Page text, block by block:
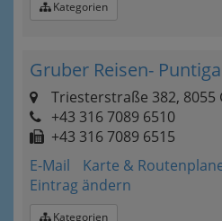
Kategorien
Gruber Reisen-
Triesterstraße 382, 8055
+43 316 7089 6510
+43 316 7089 6515
E-Mail
Karte &
Eintrag ändern
Kategorien